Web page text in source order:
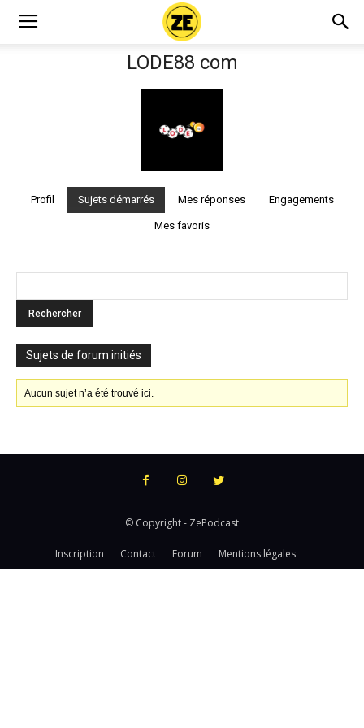
LODE88 com
Profil Sujets démarrés Mes réponses Engagements
Mes favoris
Sujets de forum initiés
Aucun sujet n’a été trouvé ici.
© Copyright - ZePodcast
Inscription Contact Forum Mentions légales